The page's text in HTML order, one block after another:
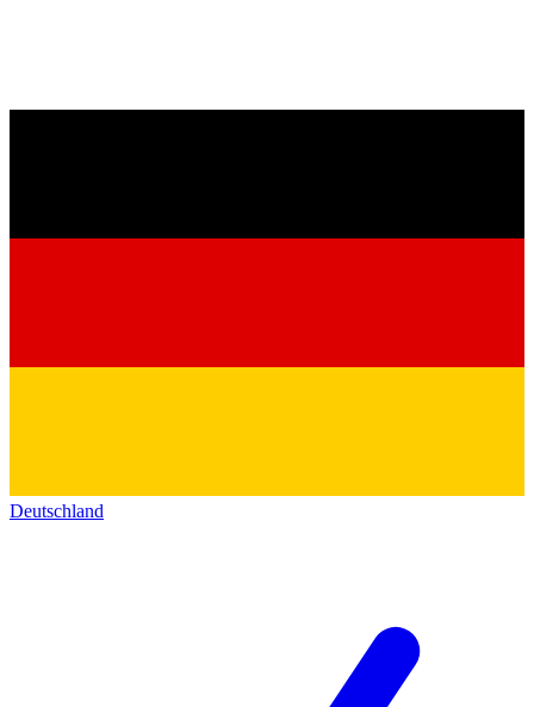
Deutschland